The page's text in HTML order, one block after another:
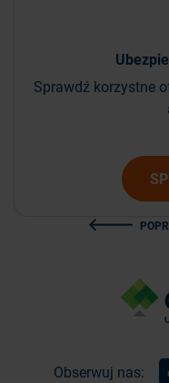
Sprawdź korzystne
Obserwuj nas: